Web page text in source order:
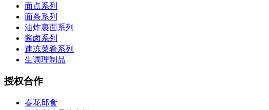
面点系列
面条系列
油炸裹面系列
酱卤系列
速冻菜肴系列
生调理制品
授权合作
春花邱食